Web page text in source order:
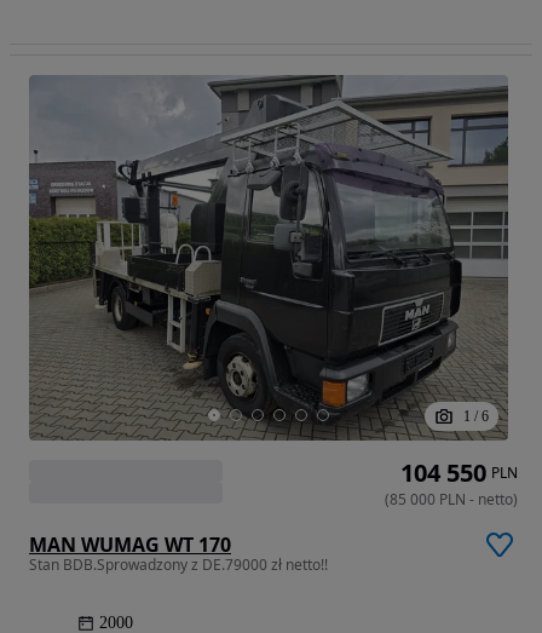
1 / 6
MAN WUMAG WT 170
Stan BDB.Sprowadzony z DE.79000 zł netto!!
2000
104 550 PLN
(85 000 PLN - netto)